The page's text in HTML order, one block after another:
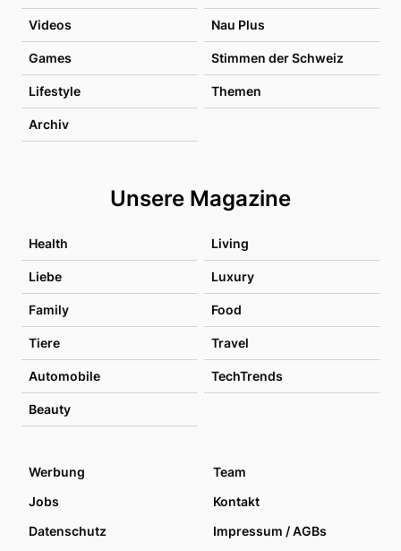
Videos Nau Plus
Games Stimmen der Schweiz
Lifestyle Themen
Archiv
Unsere Magazine
Health Living
Liebe Luxury
Family Food
Tiere Travel
Automobile TechTrends
Beauty
Werbung
Team
Jobs
Kontakt
Datenschutz
Impressum / AGBs